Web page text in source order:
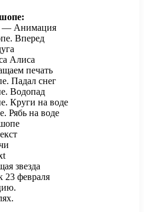
— Анимация
Вперед
Алиса
печать
Падал снег
Водопад
Круги на воде
Рябь на воде
звезда
23 февраля